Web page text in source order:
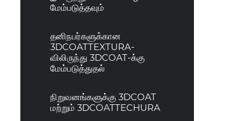
மேம்படுத்தவும்
தனிநபர்களுக்கான
3DCOATTEXTURA-
விலிருந்து 3DCOAT-க்கு
மேம்படுத்துதல்
நிறுவனங்களுக்கு 3DCOAT
மற்றும் 3DCOATTECHURA